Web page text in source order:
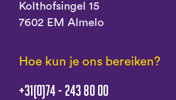
Kolthofsingel 15
7602 EM Almelo
Hoe kun je ons bereiken?
+31(0)74 - 243 80 00